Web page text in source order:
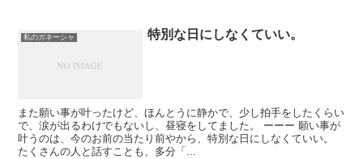
私のガネーシャ 特別な日にしなくていい。
また願い事が叶ったけど、ほんとうに静かで、少し拍手をしたくらい
で、涙が出るわけでもないし、昼寝をしてました。 ーーー 願い事が
叶うのは、今のお前の当たり前やから、特別な日にしなくていい。
たくさんの人と話すことも、多分「...